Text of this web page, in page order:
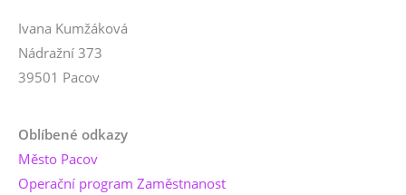
Ivana Kumžáková
Nádražní 373
39501 Pacov
Oblíbené odkazy
Město Pacov
Operační program Zaměstnanost